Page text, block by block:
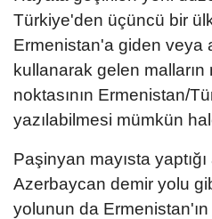
Türkiye'den üçüncü bir
Ermenistan'a giden veya
kullanarak gelen malların
noktasının Ermenistan/
yazılabilmesi mümkün
Paşinyan mayısta
Azerbaycan demir yolu
yolunun da Ermenistan'ın